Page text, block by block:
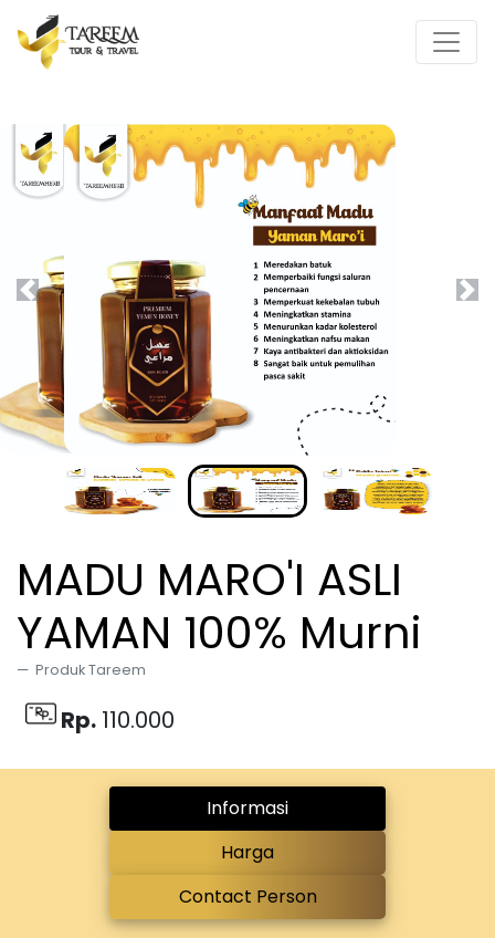
Previous
MADU MARO'I ASLI
YAMAN 100% Murni
Produk Tareem
Rp. 110.000
Informasi
Harga
Contact Person